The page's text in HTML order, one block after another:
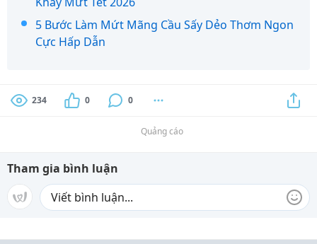
5 Bước Làm Mứt Mãng Cầu Sấy Dẻo Thơm Ngon
Cực Hấp Dẫn
234 0 0
Quảng cáo
Tham gia bình luận